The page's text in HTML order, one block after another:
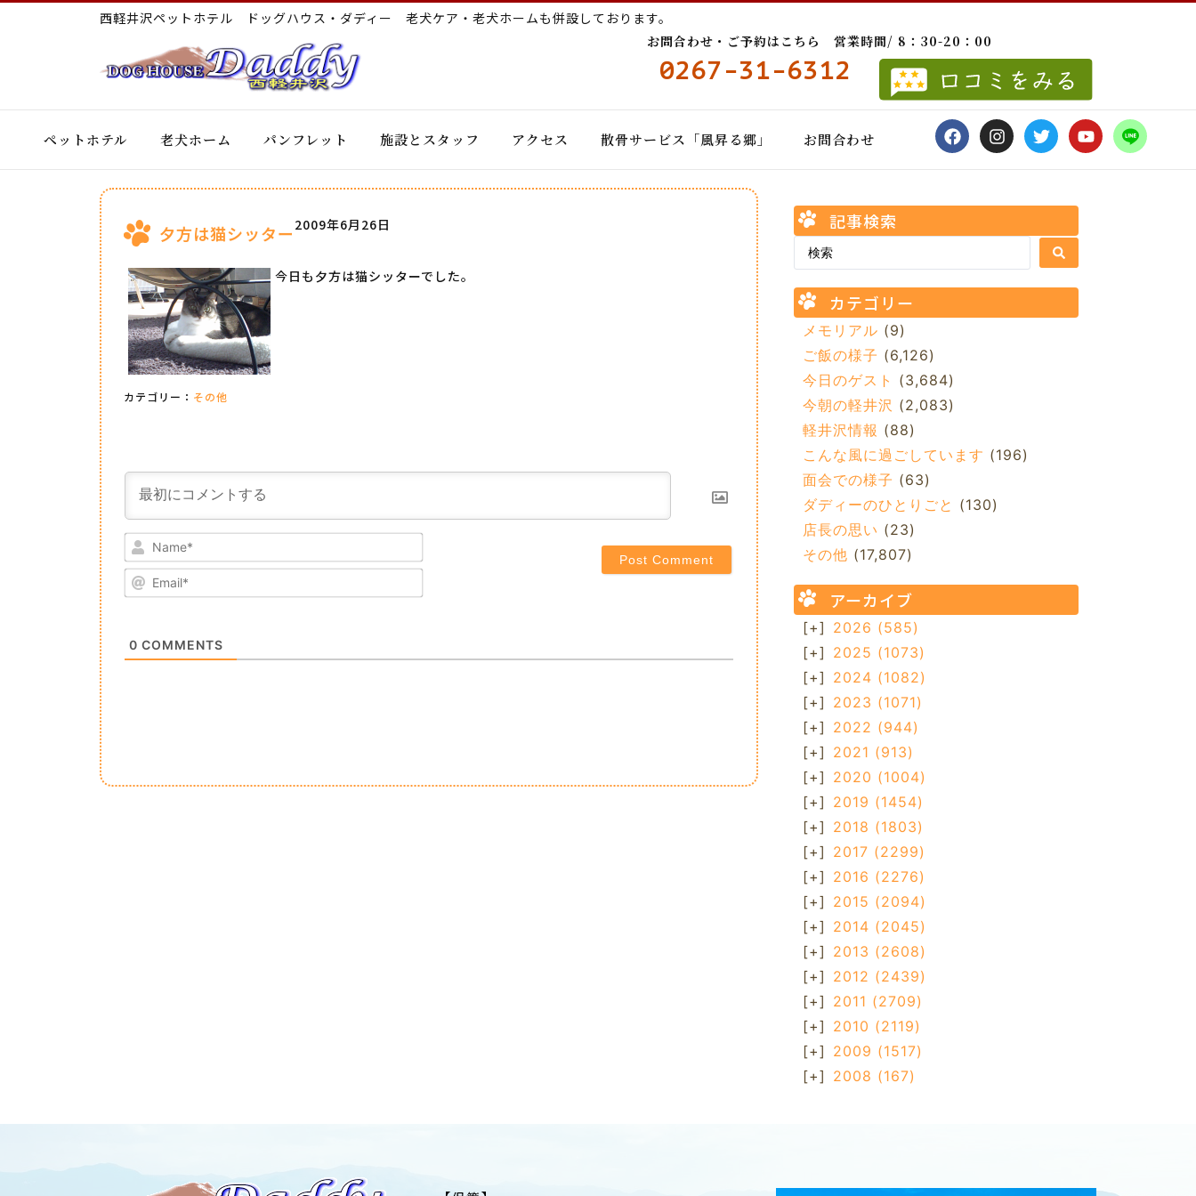
西軽井沢ペットホテル ドッグハウス・ダディー 老犬ケア・老犬ホームも併設しております。
お問合わせ・ご予約はこちら 営業時間/ 8：30-20：00
0267-31-6312
ペットホテル 老犬ホーム パンフレット 施設とスタッフ アクセス 散骨サービス「風昇る郷」 お問合わせ
夕方は猫シッター 2009年6月26日
今日も夕方は猫シッターでした。
カテゴリー： その他
Name*
Email*
0 COMMENTS
記事検索
カテゴリー
メモリアル (9)
ご飯の様子 (6,126)
今日のゲスト (3,684)
今朝の軽井沢 (2,083)
軽井沢情報 (88)
こんな風に過ごしています (196)
面会での様子 (63)
ダディーのひとりごと (130)
店長の思い (23)
その他 (17,807)
アーカイブ
[+] 2026 (585)
[+] 2025 (1073)
[+] 2024 (1082)
[+] 2023 (1071)
[+] 2022 (944)
[+] 2021 (913)
[+] 2020 (1004)
[+] 2019 (1454)
[+] 2018 (1803)
[+] 2017 (2299)
[+] 2016 (2276)
[+] 2015 (2094)
[+] 2014 (2045)
[+] 2013 (2608)
[+] 2012 (2439)
[+] 2011 (2709)
[+] 2010 (2119)
[+] 2009 (1517)
[+] 2008 (167)